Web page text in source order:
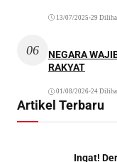
13/07/2025 •29
06
NEGARA
RAKYAT
01/08/2026•24
Artikel Terbaru
Ingat!